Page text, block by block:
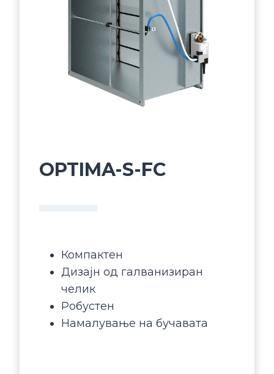
OPTIMA-S-FC
Компактен
Дизајн од галванизиран
челик
Робустен
Намалување на бучавата